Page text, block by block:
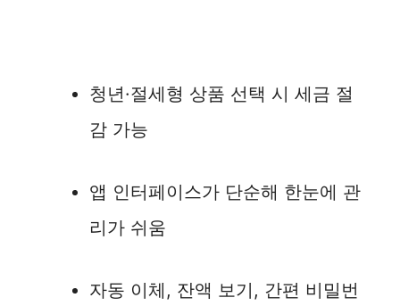
청년·절세형 상품 선택 시 세금 절
감 가능
앱 인터페이스가 단순해 한눈에 관
리가 쉬움
자동 이체, 잔액 보기, 간편 비밀번